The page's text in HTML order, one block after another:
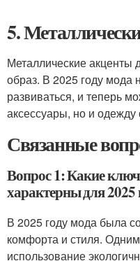
5.
Металлические
образ. В 2025 году мода
развиваться, и теперь
аксессуары, но и одежду
Связанные
Вопрос 1: Какие
характерны для 2025
В 2025 году мода была
комфорта и стиля.
использование